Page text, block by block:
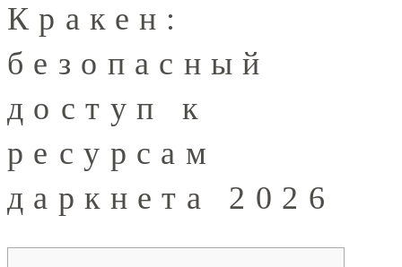
Кракен:
безопасный
доступ к
ресурсам
даркнета 2026